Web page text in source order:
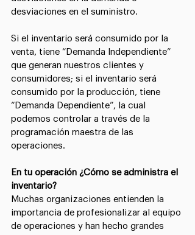
desviaciones en el suministro.
Si el inventario será consumido por la
venta, tiene “Demanda Independiente”
que generan nuestros clientes y
consumidores; si el inventario será
consumido por la producción, tiene
“Demanda Dependiente”, la cual
podemos controlar a través de la
programación maestra de las
operaciones.
En tu operación ¿Cómo se administra el
inventario?
Muchas organizaciones entienden la
importancia de profesionalizar al equipo
de operaciones y han hecho grandes